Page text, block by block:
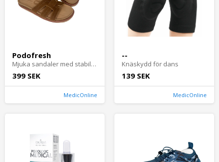
Podofresh
Mjuka sandaler med stabil häl för trötta och svullna fötter
399 SEK
MedicOnline
--
Knäskydd för dans
139 SEK
MedicOnline